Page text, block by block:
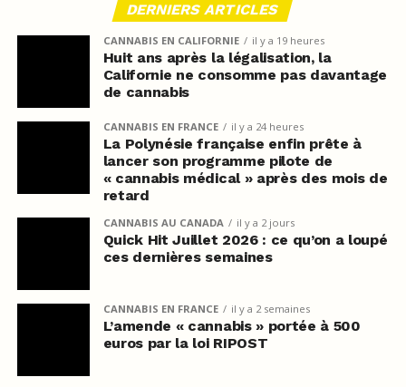
DERNIERS ARTICLES
CANNABIS EN CALIFORNIE il y a 19 heures
Huit ans après la légalisation, la
Californie ne consomme pas davantage
de cannabis
CANNABIS EN FRANCE il y a 24 heures
La Polynésie française enfin prête à
lancer son programme pilote de
« cannabis médical » après des mois de
retard
CANNABIS AU CANADA il y a 2 jours
Quick Hit Juillet 2026 : ce qu’on a loupé
ces dernières semaines
CANNABIS EN FRANCE il y a 2 semaines
L’amende « cannabis » portée à 500
euros par la loi RIPOST